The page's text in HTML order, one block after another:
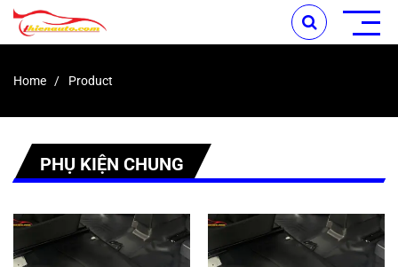
Home Product
PHỤ KIỆN CHUNG